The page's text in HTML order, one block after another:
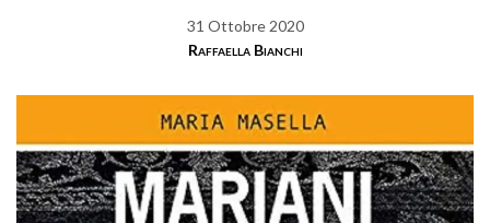
31 Ottobre 2020
Raffaella Bianchi